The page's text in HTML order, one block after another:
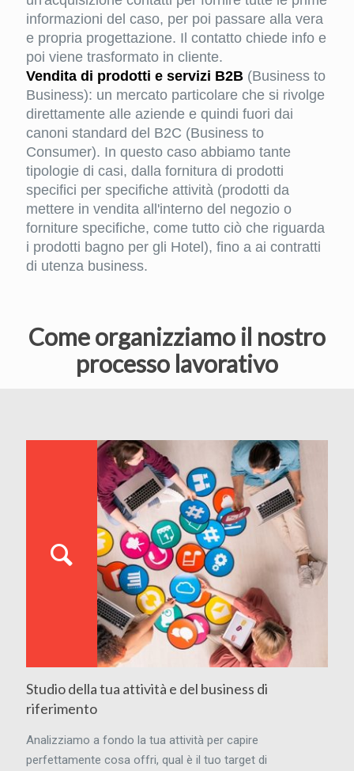
informazioni del caso, per poi passare alla vera
e propria progettazione. Il contatto chiede info e
poi viene trasformato in cliente.
Vendita di prodotti e servizi B2B (Business to
Business): un mercato particolare che si rivolge
direttamente alle aziende e quindi fuori dai
canoni standard del B2C (Business to
Consumer). In questo caso abbiamo tante
tipologie di casi, dalla fornitura di prodotti
specifici per specifiche attività (prodotti da
mettere in vendita all'interno del negozio o
forniture specifiche, come tutto ciò che riguarda
i prodotti bagno per gli Hotel), fino a ai contratti
di utenza business.
Come organizziamo il nostro
processo lavorativo
Studio della tua attività e del business di
riferimento
Analizziamo a fondo la tua attività per capire
perfettamente cosa offri, qual è il tuo target di